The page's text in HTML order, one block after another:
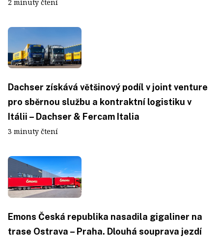
2 minuty čtení
Dachser získává většinový podíl v joint venture
pro sběrnou službu a kontraktní logistiku v
Itálii – Dachser & Fercam Italia
3 minuty čtení
Emons Česká republika nasadila gigaliner na
trase Ostrava – Praha. Dlouhá souprava jezdí